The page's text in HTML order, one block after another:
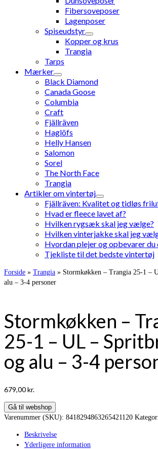
Fibersoveposer
Lagenposer
Spiseudstyr
Kopper og krus
Trangia
Tarps
Mærker
Black Diamond
Canada Goose
Columbia
Craft
Fjällräven
Haglöfs
Helly Hansen
Salomon
Sorel
The North Face
Trangia
Artikler om vintertøj
Fjällräven: Kvalitet og tidløs
Hvad er fleece lavet af?
Hvilken rygsæk skal jeg vælge?
Hvilken vinterjakke skal jeg
Hvordan plejer og opbevarer
Tjekliste til det bedste vintertøj
Forside » Trangia » Stormkøkken – Trangia 25-1 –
alu – 3-4 personer
Stormkøkken –
25-1 – UL –
og alu – 3-4
679,00kr.
Gå til webshop
Varenummer (SKU): 8418294863265421120
Beskrivelse
Yderligere information